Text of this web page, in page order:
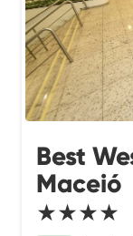
Best
Maceió
★★★★